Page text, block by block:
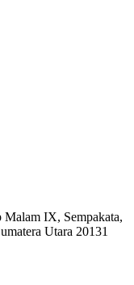
IX, Sempakata,
Utara 20131